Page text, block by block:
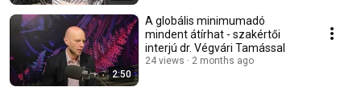
2:50
A globális minimumadó
mindent átírhat - szakértői
interjú dr. Végvári Tamással
24 views 2 months ago